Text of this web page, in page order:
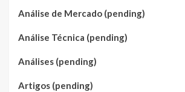
Análise de Mercado (pending)
Análise Técnica (pending)
Análises (pending)
Artigos (pending)